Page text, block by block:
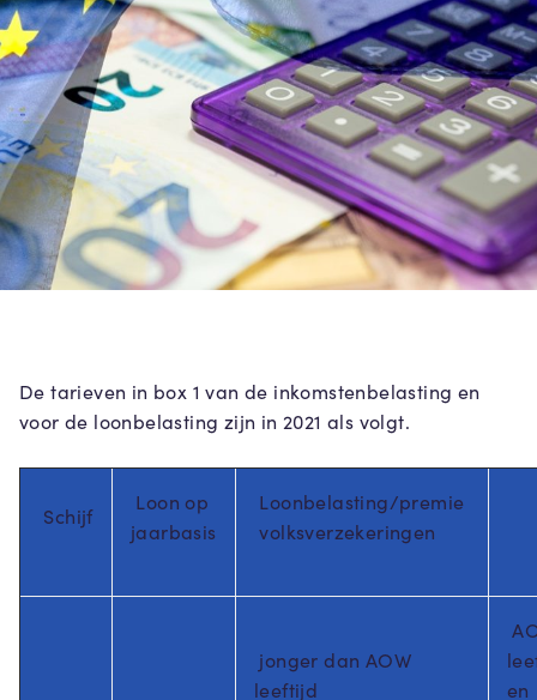
De tarieven in box 1 van de inkomstenbelasting en
voor de loonbelasting zijn in 2021 als volgt.
Schijf
Loon op
jaarbasis
Loonbelasting/premie
volksverzekeringen
jonger dan AOW
leeftijd
en